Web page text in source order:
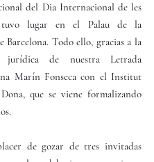
del Dia Internacional de les
tuvo lugar en el Palau de la
Barcelona. Todo ello, gracias a la
jurídica de nuestra Letrada
Marín Fonseca con el Institut
que se viene formalizando
de gozar de tres invitadas